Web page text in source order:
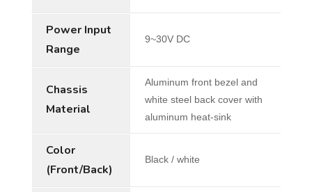
Power Input
Range
9~30V DC
Chassis
Material
Aluminum front bezel and
white steel back cover with
aluminum heat-sink
Color
(Front/Back)
Black / white